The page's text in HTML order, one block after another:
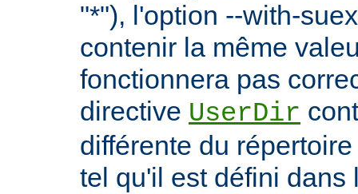
"*"), l'option --with-
contenir la même
fonctionnera pas
directive UserDir
différente du
tel qu'il est défini